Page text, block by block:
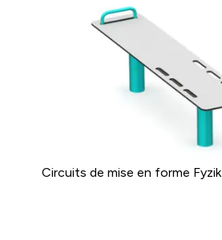
Circuits de mise en forme Fyzik